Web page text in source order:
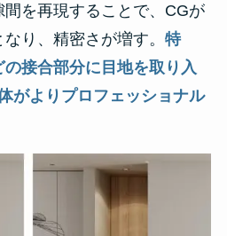
を再現することで、CGが
り、精密さが増す。 特
接合部分に目地を取り入
がよりプロフェッショナル